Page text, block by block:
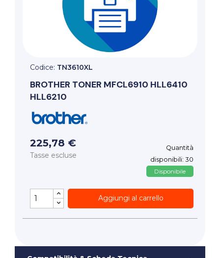
Codice: TN3610XL
BROTHER TONER MFCL6910 HLL6410
HLL6210
225,78 €
Tasse escluse
Quantità
disponibili: 30
Disponibile
Aggiungi al carrello